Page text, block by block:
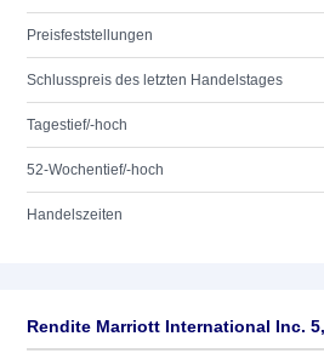
Preisfeststellungen
Schlusspreis des letzten Handelstages
Tagestief/-hoch
52-Wochentief/-hoch
Handelszeiten
Rendite Marriott International Inc.